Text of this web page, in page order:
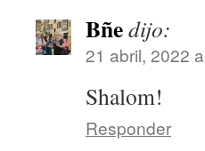
Bñedijo:
21 abril, 2022
Shalom!
Responder